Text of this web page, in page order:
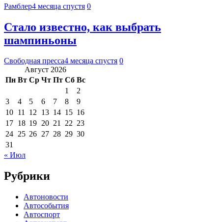
Рамблер4 месяца спустя 0
Стало известно, как выбрать
шампиньоны
Свободная пресса4 месяца спустя 0
Август 2026
Пн Вт Ср Чт Пт Сб Вс
1
2
3
4 5 6 7 8
9
10 11 12 13 14 15 16
17 18 19 20 21 22 23
24 25 26 27 28 29 30
31
« Июл
Рубрики
Автоновости
Автособытия
Автоспорт